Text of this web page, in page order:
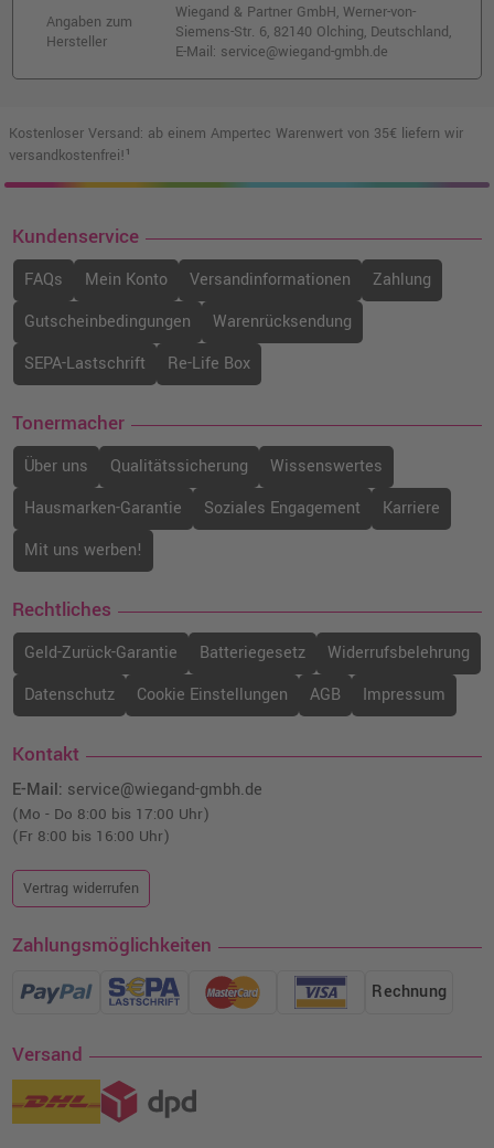
Angaben zum
Hersteller
Wiegand & Partner GmbH, Werner-von-
Siemens-Str. 6, 82140 Olching, Deutschland,
E-Mail: service@wiegand-gmbh.de
Kostenloser Versand: ab einem Ampertec Warenwert von 35€ liefern wir
versandkostenfrei!¹
Kundenservice
FAQs Mein Konto Versandinformationen
Zahlung
Gutscheinbedingungen
Warenrücksendung
SEPA-Lastschrift
Re-Life Box
Tonermacher
Über uns Qualitätssicherung
Wissenswertes
Hausmarken-Garantie
Soziales Engagement
Karriere
Mit uns werben!
Rechtliches
Geld-Zurück-Garantie Batteriegesetz
Widerrufsbelehrung
Datenschutz
Cookie Einstellungen AGB Impressum
Kontakt
E-Mail: service@wiegand-gmbh.de
(Mo - Do 8:00 bis 17:00 Uhr)
(Fr 8:00 bis 16:00 Uhr)
Vertrag widerrufen
Zahlungsmöglichkeiten
Rechnung
Versand